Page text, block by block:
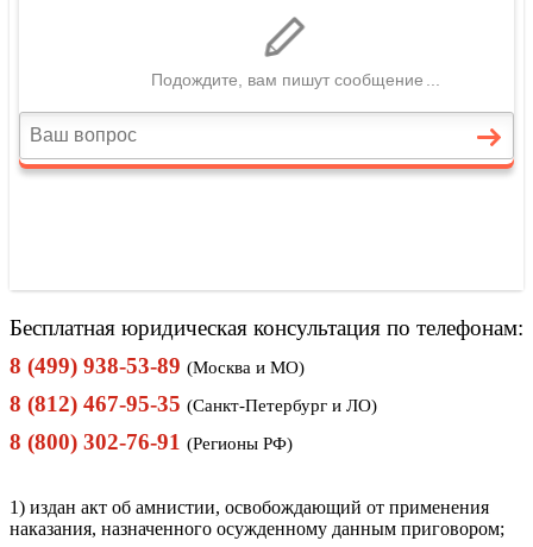
Бесплатная юридическая консультация по телефонам:
8 (499) 938-53-89 (Москва и МО)
8 (812) 467-95-35 (Санкт-Петербург и ЛО)
8 (800) 302-76-91 (Регионы РФ)
1) издан акт об амнистии, освобождающий от применения
наказания, назначенного осужденному данным приговором;